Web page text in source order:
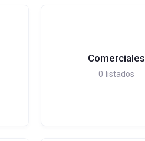
Comerciales
0 listados